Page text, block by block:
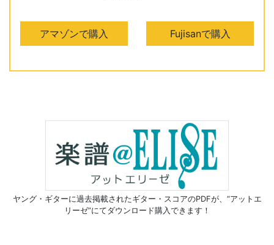
アマゾンで購入 Fujisanで購入
ヤング・ギターに過去掲載されたギター・スコアのPDFが、 “アットエ
リーゼ”にてダウンロード購入できます！